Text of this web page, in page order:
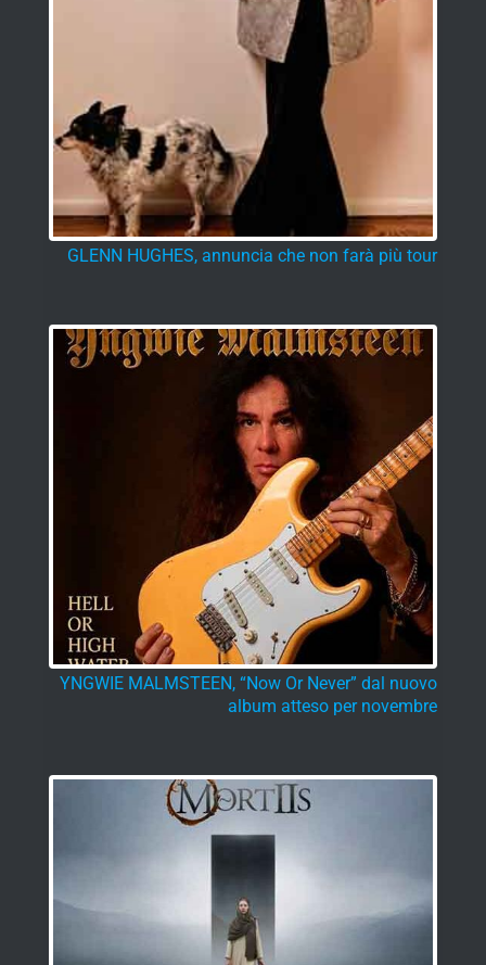
GLENN HUGHES, annuncia che non farà più tour
YNGWIE MALMSTEEN, “Now Or Never” dal nuovo
album atteso per novembre